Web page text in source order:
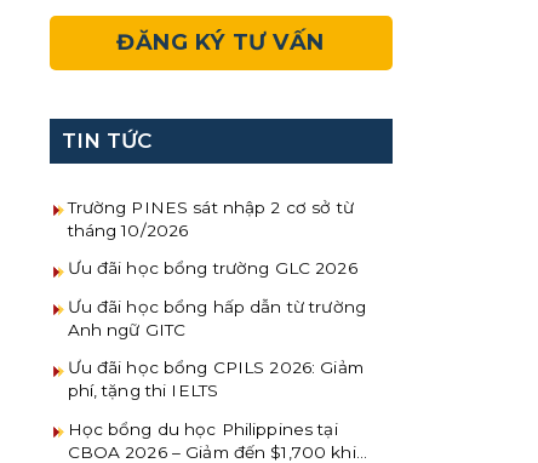
TIN TỨC
Trường PINES sát nhập 2 cơ sở từ
tháng 10/2026
Ưu đãi học bổng trường GLC 2026
Ưu đãi học bổng hấp dẫn từ trường
Anh ngữ GITC
Ưu đãi học bổng CPILS 2026: Giảm
phí, tặng thi IELTS
Học bổng du học Philippines tại
CBOA 2026 – Giảm đến $1,700 khi